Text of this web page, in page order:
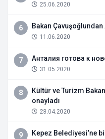
25.06.2020
6 Bakan
11.06.2020
7 Анталия готова к
31.05.2020
8
Kültür ve Turizm
onayladı
28.04.2020
9 Kepez Belediyesi’ne